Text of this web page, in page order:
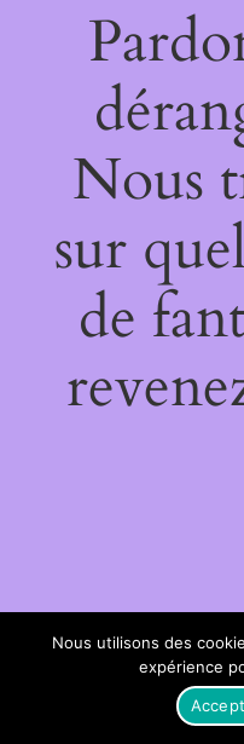
Nous
sur
de
Nous utilisons des
expérience